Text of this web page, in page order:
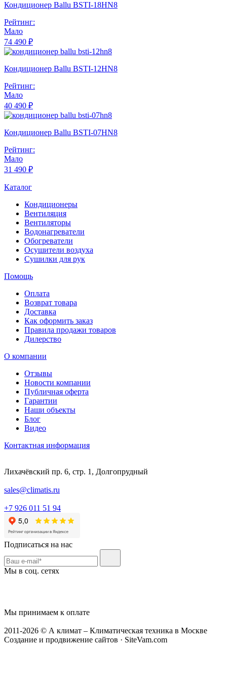
Кондиционер Ballu BSTI-18HN8
Рейтинг:
Мало
74 490 ₽
Кондиционер Ballu BSTI-12HN8
Рейтинг:
Мало
40 490 ₽
Кондиционер Ballu BSTI-07HN8
Рейтинг:
Мало
31 490 ₽
Каталог
Кондиционеры
Вентиляция
Вентиляторы
Водонагреватели
Обогреватели
Осушители воздуха
Сушилки для рук
Помощь
Оплата
Возврат товара
Доставка
Как оформить заказ
Правила продажи товаров
Дилерство
О компании
Отзывы
Новости компании
Публичная оферта
Гарантии
Наши объекты
Блог
Видео
Контактная информация
Лихачёвский пр. 6, стр. 1, Долгопрудный
sales@climatis.ru
+7 926 011 51 94
Подписаться на нас
Мы в соц. сетях
Мы принимаем к оплате
2011-2026 © А климат – Климатическая техника в Москве
Создание и продвижение сайтов · SiteVam.com